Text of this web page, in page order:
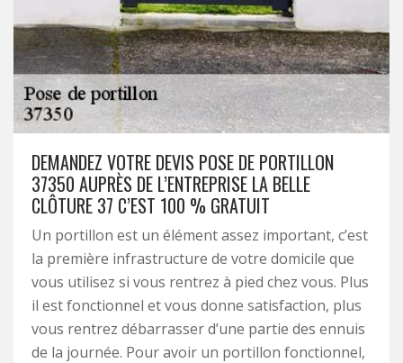
DEMANDEZ VOTRE DEVIS POSE DE PORTILLON
37350 AUPRÈS DE L’ENTREPRISE LA BELLE
CLÔTURE 37 C’EST 100 % GRATUIT
Un portillon est un élément assez important, c’est
la première infrastructure de votre domicile que
vous utilisez si vous rentrez à pied chez vous. Plus
il est fonctionnel et vous donne satisfaction, plus
vous rentrez débarrasser d’une partie des ennuis
de la journée. Pour avoir un portillon fonctionnel,